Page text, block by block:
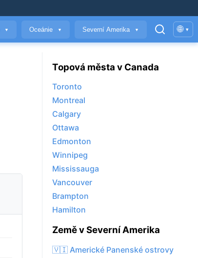
▼ Oceánie ▼ Severní Amerika ▼ 🌐 ▾
Topová města v Canada
Toronto
Montreal
Calgary
Ottawa
Edmonton
Winnipeg
Mississauga
Vancouver
Brampton
Hamilton
Země v Severní Amerika
🇻🇮 Americké Panenské ostrovy